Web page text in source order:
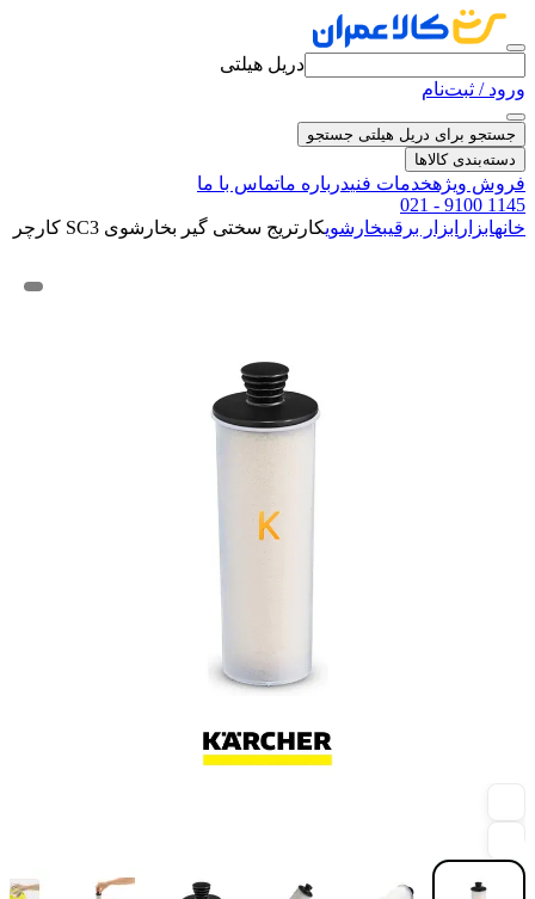
دریل هیلتی
ورود / ثبت‌نام
جستجو برای دریل هیلتی جستجو
دسته‌بندی کالاها
فروش ویژهخدمات فنیدرباره ماتماس با ما
021 - 9100 1145
خانهابزار ابزار برقیبخارشویکارتریج سختی گیر بخارشوی SC3 کارچر